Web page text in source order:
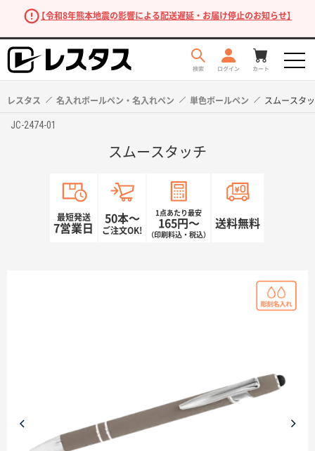
【令和8年熊本地震の影響による配送遅延・お届け停止のお知らせ】
商品カテゴリーから探す
レスタス 名入れボールペン・名入れペン 単色ボールペン スムースタ
JC-2474-01
スムースタッチ
最短発送
7営業日
50本〜
ご注文OK!
1点あたり最安
165円〜
（印刷料込・税込）
送料無料